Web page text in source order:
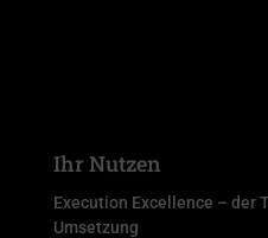
Ihr Nutzen
Execution Excellence – der
Umsetzung